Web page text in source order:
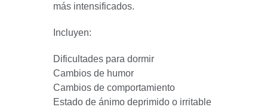
más intensificados.
Incluyen:
Dificultades para dormir
Cambios de humor
Cambios de comportamiento
Estado de ánimo deprimido o irritable